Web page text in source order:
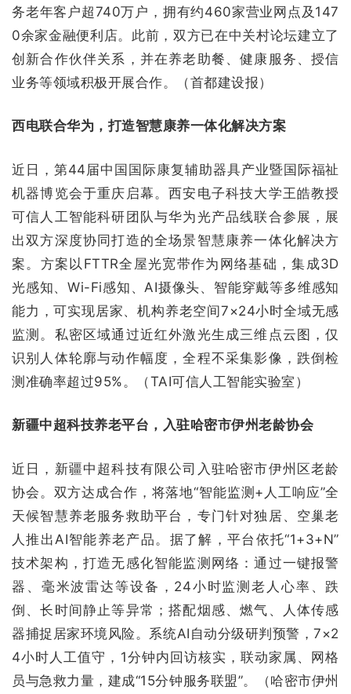
务老年客户超740万户，拥有约460家营业网点及147
0余家金融便利店。此前，双方已在中关村论坛建立了
创新合作伙伴关系，并在养老助餐、健康服务、授信
业务等领域积极开展合作。（首都建设报）
西电联合华为，打造智慧康养一体化解决方案
近日，第44届中国国际康复辅助器具产业暨国际福祉
机器博览会于重庆启幕。西安电子科技大学王皓教授
可信人工智能科研团队与华为光产品线联合参展，展
出双方深度协同打造的全场景智慧康养一体化解决方
案。方案以FTTR全屋光宽带作为网络基础，集成3D
光感知、Wi-Fi感知、AI摄像头、智能穿戴等多维感知
能力，可实现居家、机构养老空间7×24小时全域无感
监测。私密区域通过近红外激光生成三维点云图，仅
识别人体轮廓与动作幅度，全程不采集影像，跌倒检
测准确率超过95%。（TAI可信人工智能实验室）
新疆中超科技养老平台，入驻哈密市伊州老龄协会
近日，新疆中超科技有限公司入驻哈密市伊州区老龄
协会。双方达成合作，将落地“智能监测+人工响应”全
天候智慧养老服务救助平台，专门针对独居、空巢老
人推出AI智能养老产品。据了解，平台依托“1+3+N”
技术架构，打造无感化智能监测网络：通过一键报警
器、毫米波雷达等设备，24小时监测老人心率、跌
倒、长时间静止等异常；搭配烟感、燃气、人体传感
器捕捉居家环境风险。系统AI自动分级研判预警，7×2
4小时人工值守，1分钟内回访核实，联动家属、网格
员与急救力量，建成“15分钟服务联盟”。（哈密市伊州